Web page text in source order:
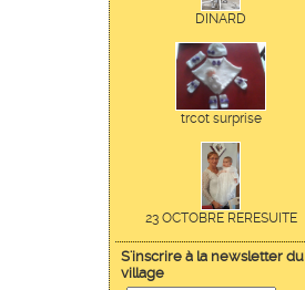
DINARD
trcot surprise
23 OCTOBRE RERESUITE
S'inscrire à la newsletter du
village